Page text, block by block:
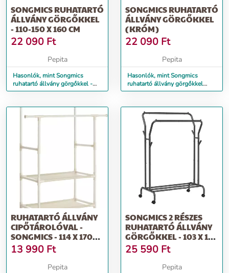
SONGMICS RUHATARTÓ
ÁLLVÁNY GÖRGŐKKEL
- 110-150 X 160 CM
22 090 Ft
Pepita
Hasonlók, mint Songmics
ruhatartó állvány görgőkkel -
110-150 x 160 cm
SONGMICS RUHATARTÓ
ÁLLVÁNY GÖRGŐKKEL
(KRÓM)
22 090 Ft
Pepita
Hasonlók, mint Songmics
ruhatartó állvány görgőkkel
(króm)
RUHATARTÓ ÁLLVÁNY
CIPŐTÁROLÓVAL -
SONGMICS - 114 X 170
CM
13 990 Ft
Pepita
SONGMICS 2 RÉSZES
RUHATARTÓ ÁLLVÁNY
GÖRGŐKKEL - 103 X 154
CM
25 590 Ft
Pepita